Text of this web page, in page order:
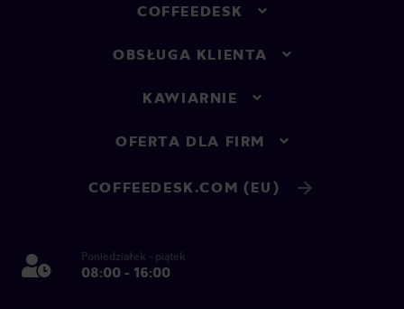
COFFEEDESK
OBSŁUGA KLIENTA
KAWIARNIE
OFERTA DLA FIRM
COFFEEDESK.COM (EU)
Poniedziałek - piątek
08:00 - 16:00